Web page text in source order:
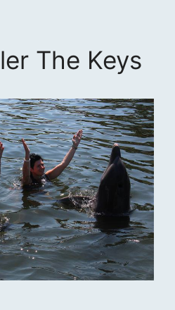
The Keys